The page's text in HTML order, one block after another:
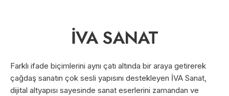
İVA SANAT
Farklı ifade biçimlerini aynı çatı altında bir araya getirerek
çağdaş sanatın çok sesli yapısını destekleyen İVA Sanat,
dijital altyapısı sayesinde sanat eserlerini zamandan ve